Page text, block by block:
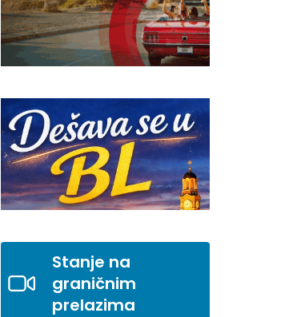
Stanje na
graničnim
prelazima